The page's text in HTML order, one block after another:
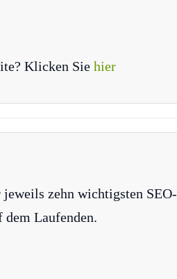
Klicken Sie hier
zehn wichtigsten SEO-
Laufenden.